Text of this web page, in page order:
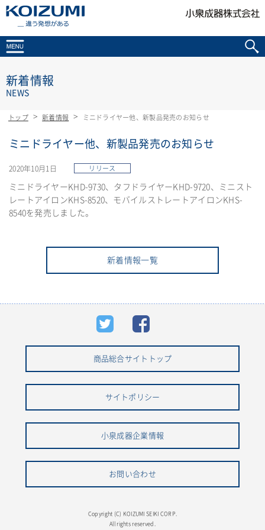
新着情報
NEWS
トップ 新着情報 ミニドライヤー他、新製品発売のお知らせ
ミニドライヤー他、新製品発売のお知らせ
2020年10月1日 リリース
ミニドライヤーKHD-9730、タフドライヤーKHD-9720、ミニスト
レートアイロンKHS-8520、モバイルストレートアイロンKHS-
8540を発売しました。
新着情報一覧
商品総合サイトトップ
サイトポリシー
小泉成器企業情報
お問い合わせ
Copyright (C) KOIZUMI SEIKI CORP.
All rights reserved.